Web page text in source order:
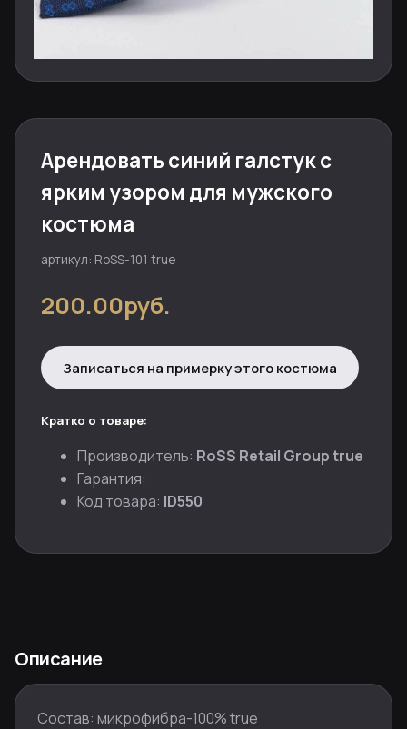
Арендовать синий галстук с
ярким узором для мужского
костюма
артикул: RoSS-101 true
200.00руб.
Записаться на примерку этого костюма
Кратко о товаре:
Производитель: RoSS Retail Group true
Гарантия:
Код товара: ID550
Описание
Состав: микрофибра-100% true